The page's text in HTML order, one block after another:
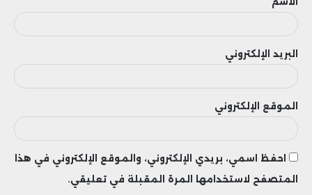
البريد الإلكتروني
الموقع الإلكتروني
احفظ اسمي، بريدي الإلكتروني، والموقع الإلكتروني في هذا
المتصفح لاستخدامها المرة المقبلة في تعليقي.